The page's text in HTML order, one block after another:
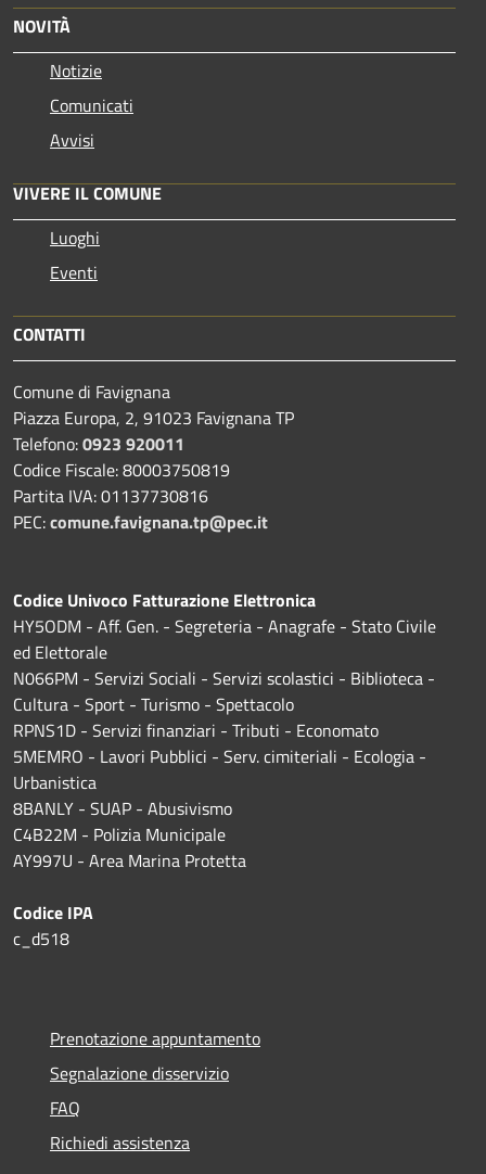
NOVITÀ
Notizie
Comunicati
Avvisi
VIVERE IL COMUNE
Luoghi
Eventi
CONTATTI
Comune di Favignana
Piazza Europa, 2, 91023 Favignana TP
Telefono:0923 920011
Codice Fiscale: 80003750819
Partita IVA: 01137730816
PEC:comune.favignana.tp@pec.it
Codice Univoco Fatturazione Elettronica
HY5ODM - Aff. Gen. - Segreteria - Anagrafe - Stato Civile
ed Elettorale
N066PM - Servizi Sociali - Servizi scolastici - Biblioteca -
Cultura - Sport - Turismo - Spettacolo
RPNS1D - Servizi finanziari - Tributi - Economato
5MEMRO - Lavori Pubblici - Serv. cimiteriali - Ecologia -
Urbanistica
8BANLY - SUAP - Abusivismo
C4B22M - Polizia Municipale
AY997U - Area Marina Protetta
Codice IPA
c_d518
Prenotazione appuntamento
Segnalazione disservizio
FAQ
Richiedi assistenza